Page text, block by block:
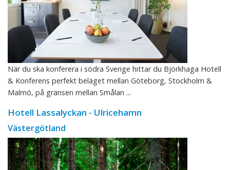
När du ska konferera i södra Sverige hittar du Björkhaga Hotell
& Konferens perfekt beläget mellan Göteborg, Stockholm &
Malmö, på gränsen mellan Smålan ...
Hotell Lassalyckan - Ulricehamn
Västergötland